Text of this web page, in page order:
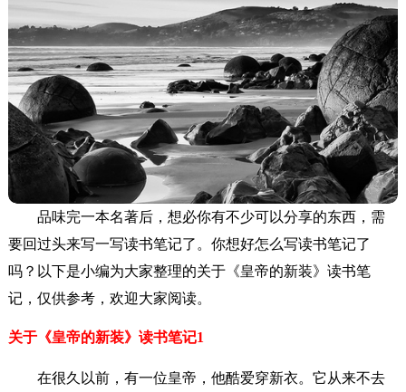
品味完一本名著后，想必你有不少可以分享的东西，需
要回过头来写一写读书笔记了。你想好怎么写读书笔记了
吗？以下是小编为大家整理的关于《皇帝的新装》读书笔
记，仅供参考，欢迎大家阅读。
关于《皇帝的新装》读书笔记1
在很久以前，有一位皇帝，他酷爱穿新衣。它从来不去